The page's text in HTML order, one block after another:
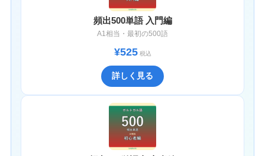
頻出500単語 入門編
A1相当・最初の500語
¥525税込
詳しく見る